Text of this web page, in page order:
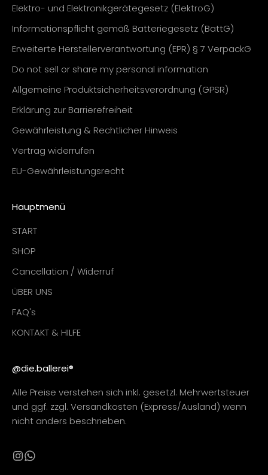
Elektro- und Elektronikgerätegesetz (ElektroG)
Informationspflicht gemäß Batteriegesetz (BattG)
Erweiterte Herstellerverantwortung (EPR) § 7 VerpackG
Do not sell or share my personal information
Allgemeine Produktsicherheitsverordnung (GPSR)
Erklärung zur Barrierefreiheit
Gewährleistung & Rechtlicher Hinweis
Vertrag widerrufen
EU-Gewährleistungsrecht
Hauptmenü
START
SHOP
Cancellation / Widerruf
ÜBER UNS
FAQ's
KONTAKT & HILFE
@die.ballerei®
Alle Preise verstehen sich inkl. gesetzl. Mehrwertsteuer
und ggf. zzgl. Versandkosten (Express/Ausland) wenn
nicht anders beschrieben.